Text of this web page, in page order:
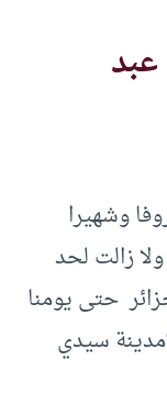
وشهيرا
زالت لحد
حتى يومنا
سيدي